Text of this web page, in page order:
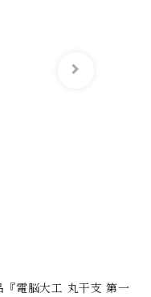
『電脳大工 丸干支 第一